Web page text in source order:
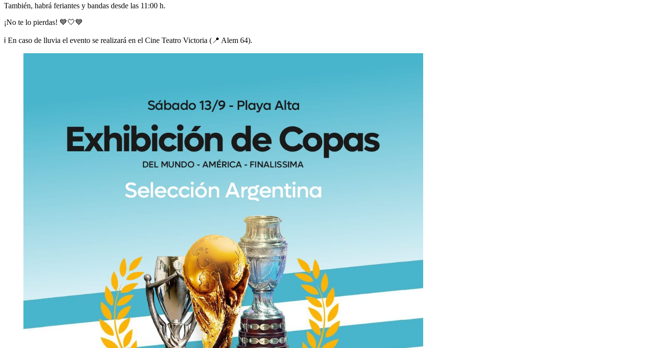
También, habrá feriantes y bandas desde las 11:00 h.
¡No te lo pierdas! 💙🤍💙
ℹ️ En caso de lluvia el evento se realizará en el Cine Teatro Victoria (📍 Alem 64).